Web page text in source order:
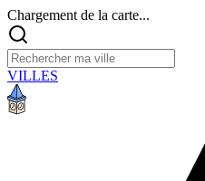
Chargement de la carte...
VILLES